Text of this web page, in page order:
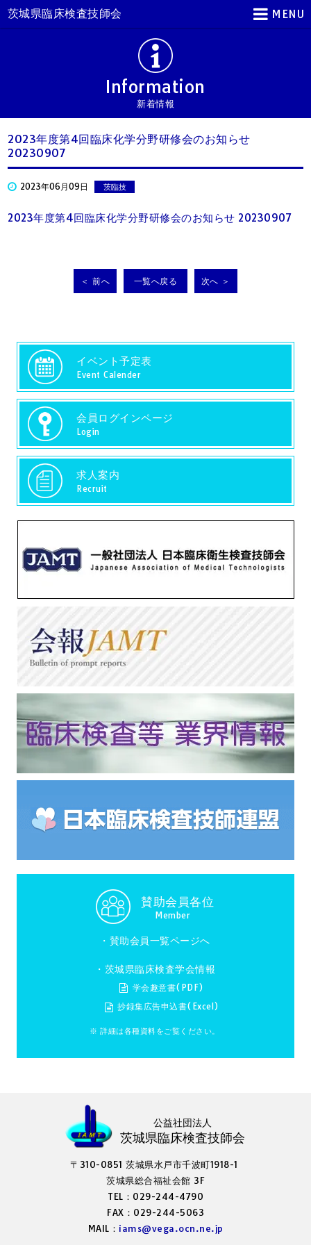
MENU
茨城県臨床検査技師会
Information
新着情報
2023年度第4回臨床化学分野研修会のお知らせ
20230907
2023年06月09日 茨臨技
2023年度第4回臨床化学分野研修会のお知らせ 20230907
＜ 前へ 一覧へ戻る 次へ ＞
イベント予定表
Event Calender
会員ログインページ
Login
求人案内
Recruit
賛助会員各位
Member
・ 賛助会員一覧ページへ
・茨城県臨床検査学会情報
学会趣意書(PDF)
抄録集広告申込書(Excel)
※ 詳細は各種資料をご覧ください。
公益社団法人
茨城県臨床検査技師会
〒310-0851 茨城県水戸市千波町1918-1
茨城県総合福祉会館 3F
TEL：029-244-4790
FAX：029-244-5063
MAIL： iams@vega.ocn.ne.jp